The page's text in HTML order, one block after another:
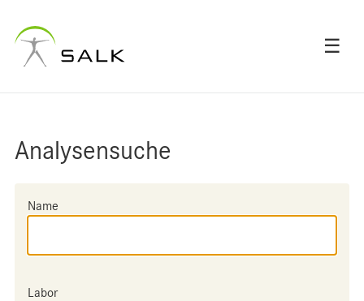
☰
Analysensuche
Name
Labor